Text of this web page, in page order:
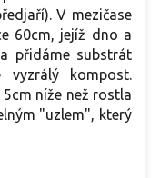
V mezičase
60cm, jejíž dno a
přidáme substrát
kompost.
níže než rostla
"uzlem", který